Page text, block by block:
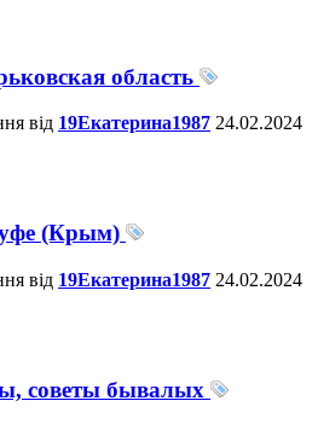
область
від 19Екатерина1987 24.02.2024
(Крым)
від 19Екатерина1987 24.02.2024
советы бывалых